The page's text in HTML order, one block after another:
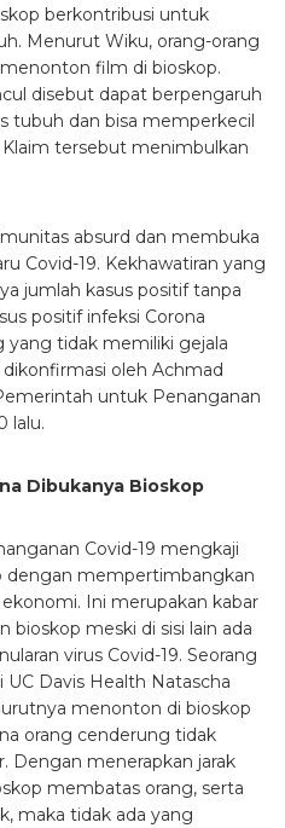
berkontribusi untuk
Menurut Wiku, orang-orang
film di bioskop.
disebut dapat berpengaruh
tubuh dan bisa memperkecil
Klaim tersebut menimbulkan
absurd dan membuka
Covid-19. Kekhawatiran yang
jumlah kasus positif tanpa
positif infeksi Corona
yang tidak memiliki gejala
oleh Achmad
untuk Penanganan
lalu.
Dibukanya Bioskop
Covid-19 mengkaji
dengan mempertimbangkan
Ini merupakan kabar
bioskop meski di sisi lain ada
virus Covid-19. Seorang
Davis Health Natascha
menonton di bioskop
orang cenderung tidak
Dengan menerapkan jarak
membatas orang, serta
maka tidak ada yang